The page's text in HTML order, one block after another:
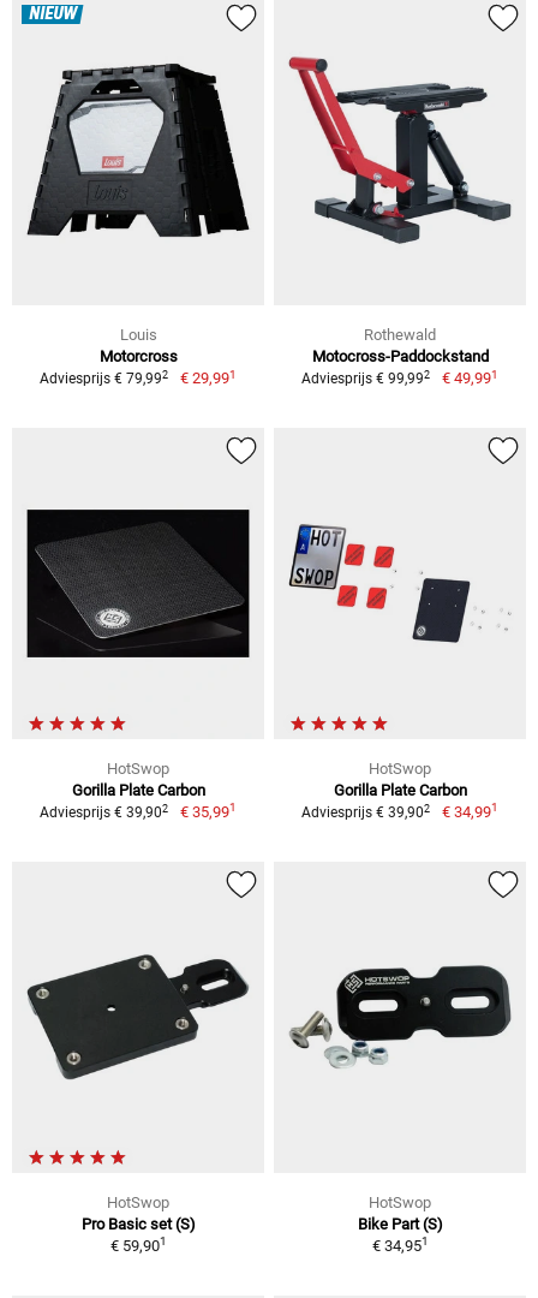
NIEUW
Louis
Motorcross
Adviesprijs € 79,992 € 29,991
Rothewald
Motocross-Paddockstand
Adviesprijs € 99,992 € 49,991
HotSwop
Gorilla Plate Carbon
Adviesprijs € 39,902 € 35,991
HotSwop
Gorilla Plate Carbon
Adviesprijs € 39,902 € 34,991
HotSwop
Pro Basic set (S)
€ 59,901
HotSwop
Bike Part (S)
€ 34,951